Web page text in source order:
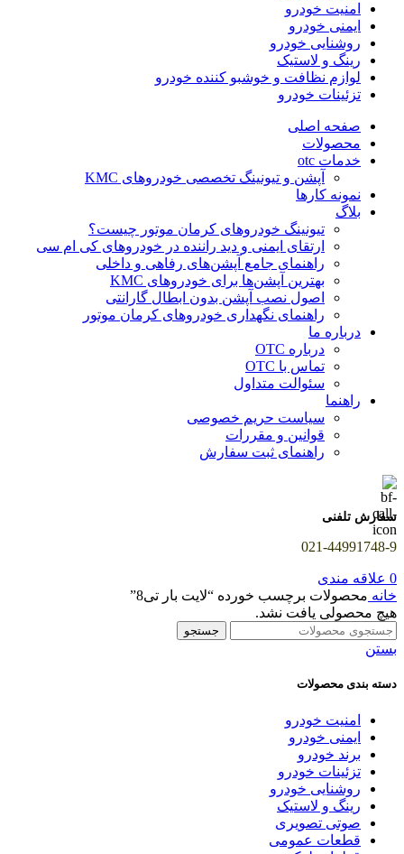
امنیت خودرو
ایمنی خودرو
روشنایی خودرو
رینگ و لاستیک
لوازم نظافت و خوشبو کننده خودرو
تزئینات خودرو
صفحه اصلی
محصولات
خدمات otc
آپشن و تیونینگ تخصصی خودروهای KMC
نمونه کارها
بلاگ
تیونینگ خودروهای کرمان موتور چیست؟
ارتقای ایمنی و دید راننده در خودروهای کی ام سی
راهنمای جامع آپشن‌های رفاهی و داخلی
بهترین آپشن‌ها برای خودروهای KMC
اصول نصب آپشن بدون ابطال گارانتی
راهنمای نگهداری خودروهای کرمان موتور
درباره ما
درباره OTC
تماس با OTC
سئوالت متداول
راهنما
سیاست حریم خصوصی
قوانین و مقررات
راهنمای ثبت سفارش
سفارش تلفنی
021-44991748-9
0 علاقه مندی
خانه محصولات برچسب خورده “لایت بار تی8”
هیچ محصولی یافت نشد.
جستجو
بستن
دسته بندی محصولات
امنیت خودرو
ایمنی خودرو
برند خودرو
تزئینات خودرو
روشنایی خودرو
رینگ و لاستیک
صوتی تصویری
قطعات عمومی